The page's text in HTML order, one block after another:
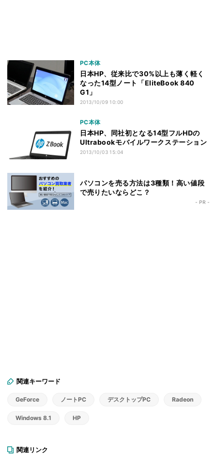
PC本体
日本HP、従来比で30%以上も薄く軽く
なった14型ノート「EliteBook 840
G1」
2013/10/09 10:00
PC本体
日本HP、同社初となる14型フルHDの
Ultrabookモバイルワークステーション
2013/10/03 15:04
パソコンを売る方法は3種類！高い値段
で売りたいならどこ？
- PR -
関連キーワード
GeForce ノートPC デスクトップPC Radeon
Windows 8.1 HP
関連リンク